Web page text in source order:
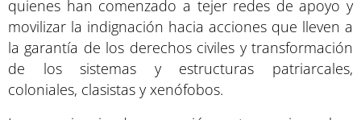
quienes han comenzado a tejer redes de apoyo y
movilizar la indignación hacia acciones que lleven a
la garantía de los derechos civiles y transformación
de los sistemas y estructuras patriarcales,
coloniales, clasistas y xenófobos.